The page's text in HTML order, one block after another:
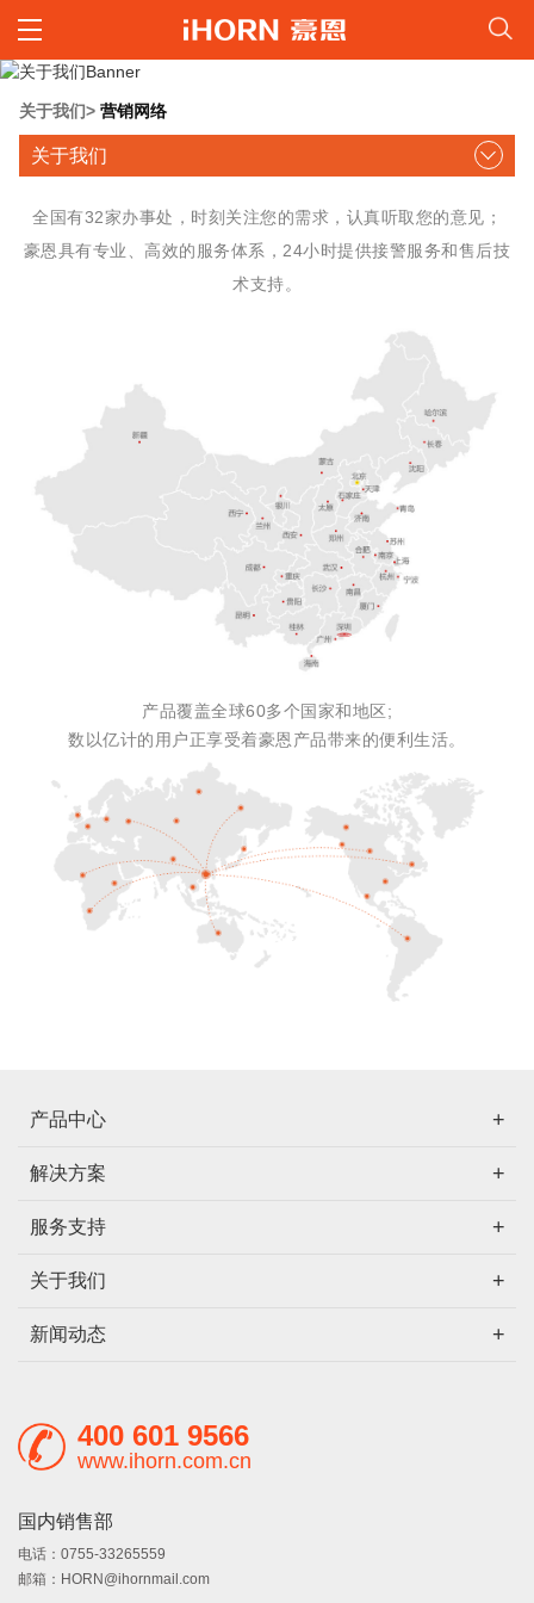
关于我们> 营销网络
关于我们
全国有32家办事处，时刻关注您的需求，认真听取您的意见；
豪恩具有专业、高效的服务体系，24小时提供接警服务和售后技
术支持。
产品覆盖全球60多个国家和地区;
数以亿计的用户正享受着豪恩产品带来的便利生活。
产品中心
解决方案
服务支持
关于我们
新闻动态
400 601 9566
www.ihorn.com.cn
国内销售部
电话：0755-33265559
邮箱：HORN@ihornmail.com